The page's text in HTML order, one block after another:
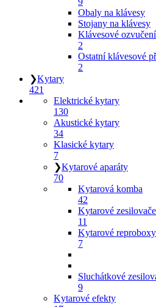
Obaly na klávesy
Stojany na klávesy
Klávesové ozvučení
2
Ostatní klávesové
2
❯Kytary
421
Elektrické kytary
130
Akustické kytary
34
Klasické kytary
7
❯Kytarové aparáty
70
Kytarová komba
42
Kytarové zesilovače
11
Kytarové reproboxy
7
Sluchátkové
9
Kytarové efekty